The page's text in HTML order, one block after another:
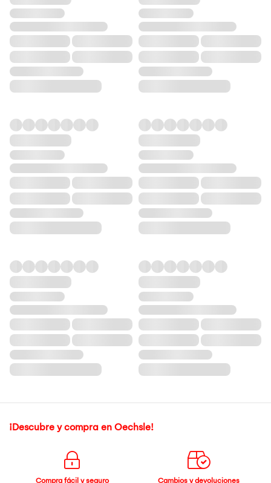
¡Descubre y compra en Oechsle!
Compra fácil y seguro
Cambios y devoluciones